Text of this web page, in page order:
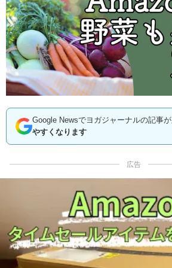
Google Newsでヨガジャーナルの記事が
やすくなります
広告